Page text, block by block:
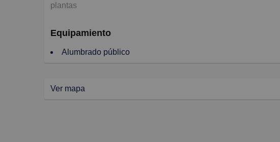
plantas
Equipamiento
Alumbrado público
Ver mapa